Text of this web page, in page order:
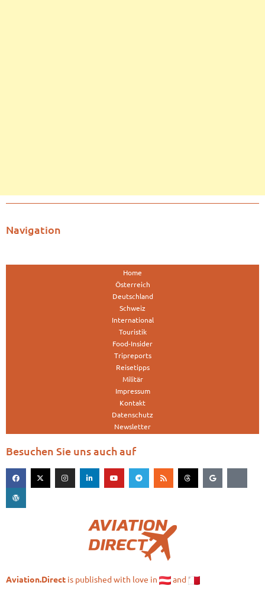
Navigation
Home
Österreich
Deutschland
Schweiz
International
Touristik
Food-Insider
Tripreports
Reisetipps
Militär
Impressum
Kontakt
Datenschutz
Newsletter
Besuchen Sie uns auch auf
Aviation.Direct is published with love in and